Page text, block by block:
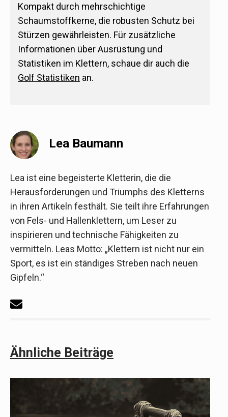
Kompakt durch mehrschichtige
Schaumstoffkerne, die robusten Schutz bei
Stürzen gewährleisten. Für zusätzliche
Informationen über Ausrüstung und
Statistiken im Klettern, schaue dir auch die
Golf Statistiken an.
Lea Baumann
Lea ist eine begeisterte Kletterin, die die
Herausforderungen und Triumphs des Kletterns
in ihren Artikeln festhält. Sie teilt ihre Erfahrungen
von Fels- und Hallenklettern, um Leser zu
inspirieren und technische Fähigkeiten zu
vermitteln. Leas Motto: „Klettern ist nicht nur ein
Sport, es ist ein ständiges Streben nach neuen
Gipfeln.“
Ähnliche Beiträge